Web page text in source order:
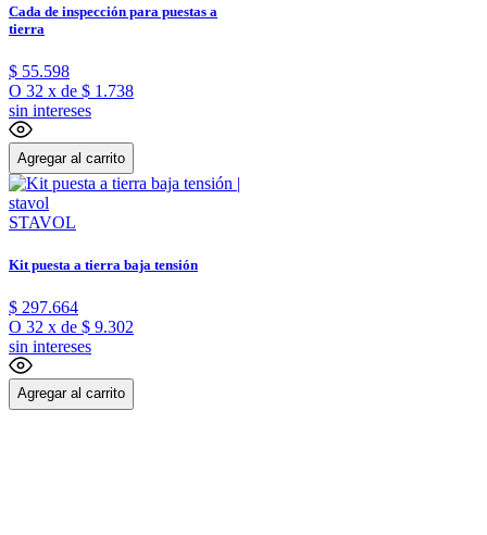
Cada de inspección para puestas a
tierra
$ 55.598
O 32 x de $ 1.738
sin intereses
Agregar al carrito
STAVOL
Kit puesta a tierra baja tensión
$ 297.664
O 32 x de $ 9.302
sin intereses
Agregar al carrito